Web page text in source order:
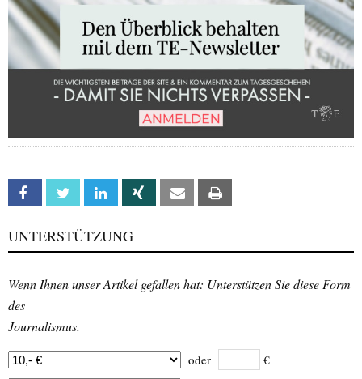
Facebook Twitter Linkedin Xing Email
UNTERSTÜTZUNG
Wenn Ihnen unser Artikel gefallen hat: Unterstützen Sie diese Form
des
Journalismus.
oder €